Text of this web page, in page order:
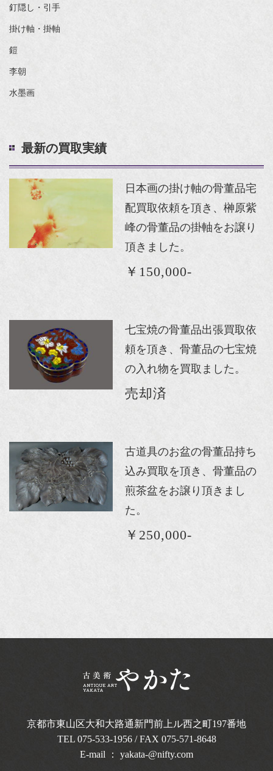
釘隠し・引手
掛け軸・掛軸
鎧
李朝
水墨画
最新の買取実績
日本画の掛け軸の骨董品宅
配買取依頼を頂き、榊原紫
峰の骨董品の掛軸をお譲り
頂きました。
￥150,000-
七宝焼の骨董品出張買取依
頼を頂き、骨董品の七宝焼
の入れ物を買取ました。
売却済
古道具のお盆の骨董品持ち
込み買取を頂き、骨董品の
煎茶盆をお譲り頂きまし
た。
￥250,000-
京都市東山区大和大路通新門前上ル西之町197番地
TEL 075-533-1956/ FAX 075-571-8648
E-mail ： yakata-@nifty.com